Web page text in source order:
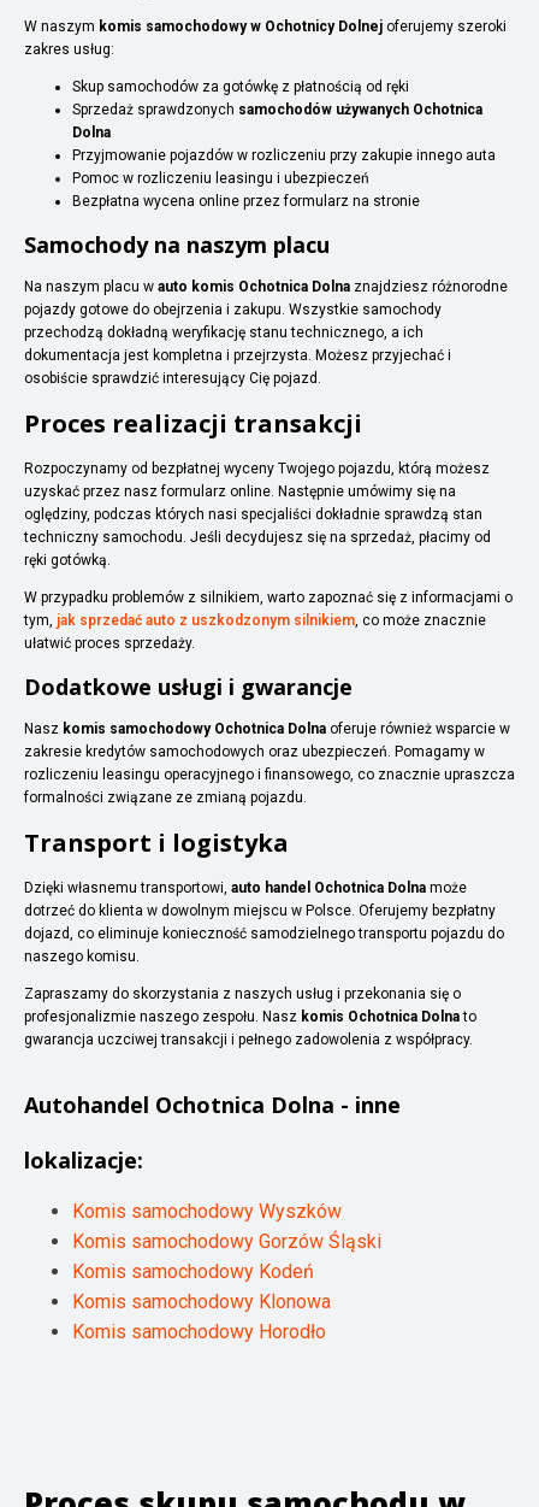
W naszym komis samochodowy w Ochotnicy Dolnej oferujemy szeroki
zakres usług:
Skup samochodów za gotówkę z płatnością od ręki
Sprzedaż sprawdzonych samochodów używanych Ochotnica
Dolna
Przyjmowanie pojazdów w rozliczeniu przy zakupie innego auta
Pomoc w rozliczeniu leasingu i ubezpieczeń
Bezpłatna wycena online przez formularz na stronie
Samochody na naszym placu
Na naszym placu w auto komis Ochotnica Dolna znajdziesz różnorodne
pojazdy gotowe do obejrzenia i zakupu. Wszystkie samochody
przechodzą dokładną weryfikację stanu technicznego, a ich
dokumentacja jest kompletna i przejrzysta. Możesz przyjechać i
osobiście sprawdzić interesujący Cię pojazd.
Proces realizacji transakcji
Rozpoczynamy od bezpłatnej wyceny Twojego pojazdu, którą możesz
uzyskać przez nasz formularz online. Następnie umówimy się na
oględziny, podczas których nasi specjaliści dokładnie sprawdzą stan
techniczny samochodu. Jeśli decydujesz się na sprzedaż, płacimy od
ręki gotówką.
W przypadku problemów z silnikiem, warto zapoznać się z informacjami o
tym, jak sprzedać auto z uszkodzonym silnikiem, co może znacznie
ułatwić proces sprzedaży.
Dodatkowe usługi i gwarancje
Nasz komis samochodowy Ochotnica Dolna oferuje również wsparcie w
zakresie kredytów samochodowych oraz ubezpieczeń. Pomagamy w
rozliczeniu leasingu operacyjnego i finansowego, co znacznie upraszcza
formalności związane ze zmianą pojazdu.
Transport i logistyka
Dzięki własnemu transportowi, auto handel Ochotnica Dolna może
dotrzeć do klienta w dowolnym miejscu w Polsce. Oferujemy bezpłatny
dojazd, co eliminuje konieczność samodzielnego transportu pojazdu do
naszego komisu.
Zapraszamy do skorzystania z naszych usług i przekonania się o
profesjonalizmie naszego zespołu. Nasz komis Ochotnica Dolnato
gwarancja uczciwej transakcji i pełnego zadowolenia z współpracy.
Autohandel Ochotnica Dolna - inne
lokalizacje:
Komis samochodowy Wyszków
Komis samochodowy Gorzów Śląski
Komis samochodowy Kodeń
Komis samochodowy Klonowa
Komis samochodowy Horodło